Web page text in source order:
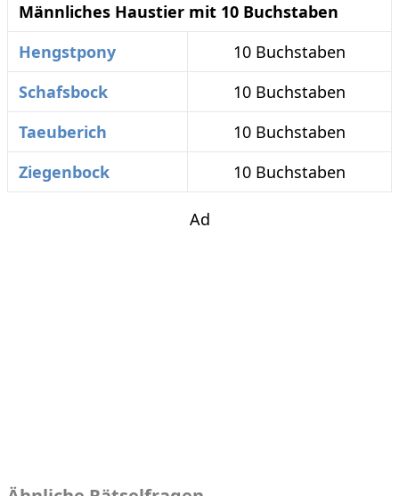
Männliches Haustier mit 10 Buchstaben
Hengstpony
10 Buchstaben
Schafsbock
10 Buchstaben
Taeuberich
10 Buchstaben
Ziegenbock
10 Buchstaben
Ad